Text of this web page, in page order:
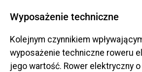
Wyposażenie techniczne
Kolejnym czynnikiem
wyposażenie techniczne roweru
jego wartość. Rower elektryczny